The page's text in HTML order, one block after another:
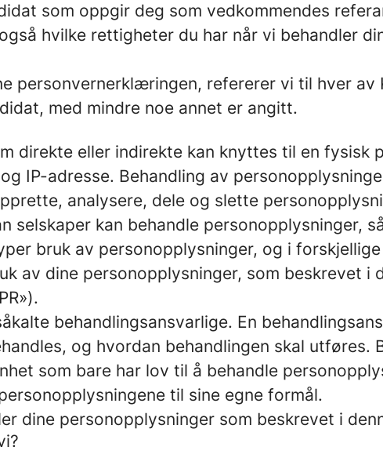
som oppgir deg som vedkommendes
hvilke rettigheter du har når vi behandler
personvernerklæringen, refererer vi til hver av
med mindre noe annet er angitt.
direkte eller indirekte kan knyttes til en fysisk
IP-adresse. Behandling av
analysere, dele og slette
kan behandle personopplysninger,
bruk av personopplysninger, og i
av dine personopplysninger, som beskrevet i
behandlingsansvarlige. En
og hvordan behandlingen skal utføres.
som bare har lov til å behandle
til sine egne formål.
dine personopplysninger som beskrevet i